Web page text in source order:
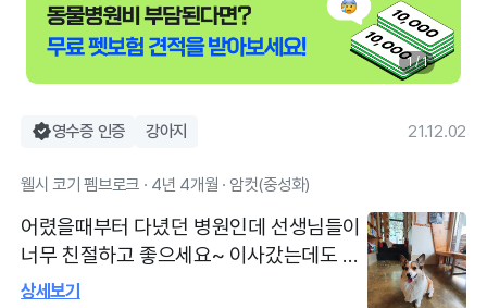
1 / 1
영수증 인증 강아지 21.12.02
웰시 코기 펨브로크 · 4년 4개월 · 암컷(중성화)
어렸을때부터 다녔던 병원인데 선생님들이
너무 친절하고 좋으세요~ 이사갔는데도 쌤
들이 좋아서 매달 주기적으로 방문하고 있
상세보기